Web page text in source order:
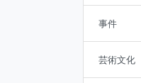
事件
芸術文化